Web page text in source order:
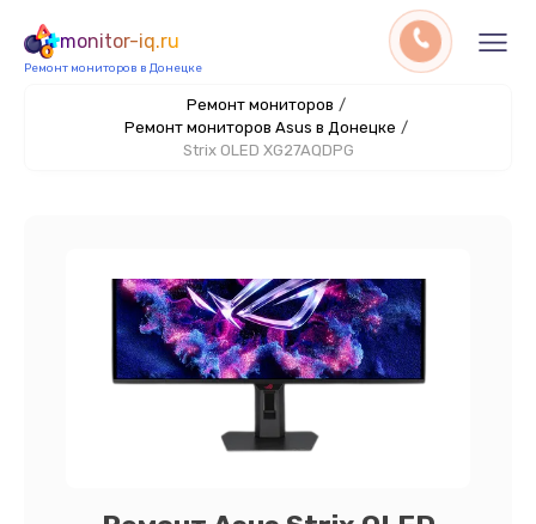
monitor-iq.ru
Ремонт мониторов в Донецке
Ремонт мониторов /
Ремонт мониторов Asus в Донецке /
Strix OLED XG27AQDPG